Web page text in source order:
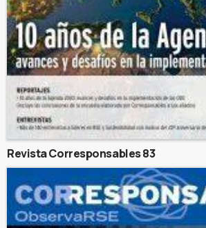
Revista Corresponsables 83